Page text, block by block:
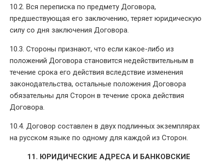
10.2. Вся переписка по предмету Договора,
предшествующая его заключению, теряет юридическую
силу со дня заключения Договора.
10.3. Стороны признают, что если какое-либо из
положений Договора становится недействительным в
течение срока его действия вследствие изменения
законодательства, остальные положения Договора
обязательны для Сторон в течение срока действия
Договора.
10.4. Договор составлен в двух подлинных экземплярах
на русском языке по одному для каждой из Сторон.
11. ЮРИДИЧЕСКИЕ АДРЕСА И БАНКОВСКИЕ